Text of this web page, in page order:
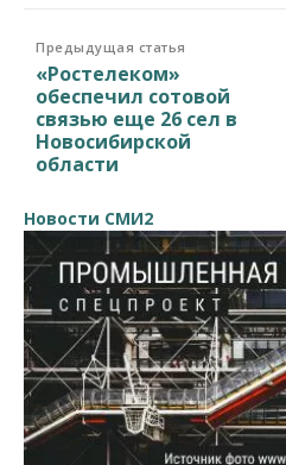
Предыдущая статья
«Ростелеком»
обеспечил сотовой
связью еще 26 сел в
Новосибирской
области
Новости СМИ2